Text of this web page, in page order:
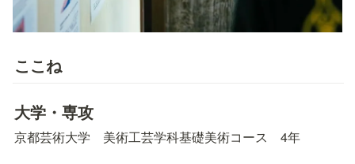
ここね
大学・専攻
京都芸術大学　美術工芸学科基礎美術コース　4年